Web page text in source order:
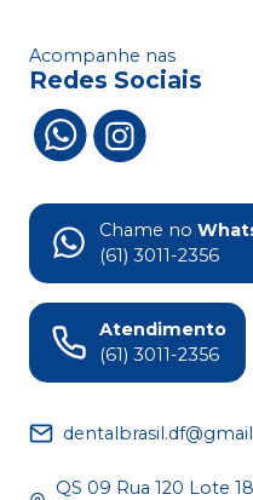
Acompanhe nas
Redes Sociais
Chame no
(61) 3011-2356
Atendimento
(61) 3011-2356
QS 09 Rua 120 Lote